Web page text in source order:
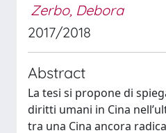
Zerbo, Debora
2017/2018
Abstract
La tesi si propone di
diritti umani in Cina
tra una Cina ancora